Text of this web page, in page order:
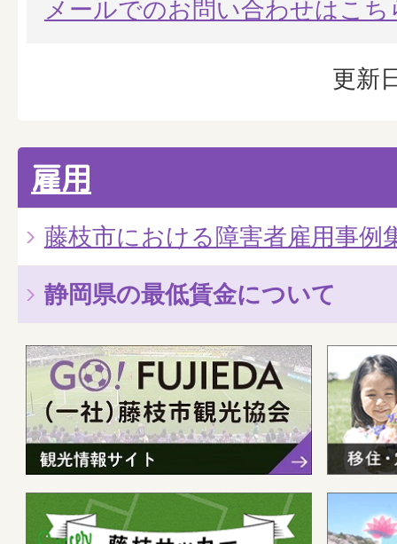
メールでのお問い合わせはこち
更新
雇用
藤枝市における障害者雇用事例
静岡県の最低賃金について